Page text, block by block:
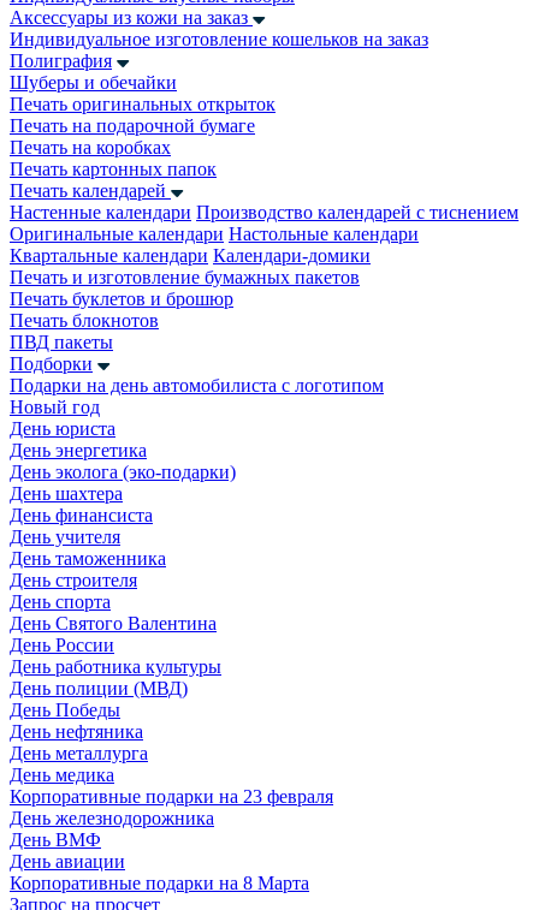
Аксессуары из кожи на заказ
Индивидуальное изготовление кошельков на заказ
Полиграфия
Шуберы и обечайки
Печать оригинальных открыток
Печать на подарочной бумаге
Печать на коробках
Печать картонных папок
Печать календарей
Настенные календари Производство календарей с тиснением
Оригинальные календари Настольные календари
Квартальные календари Календари-домики
Печать и изготовление бумажных пакетов
Печать буклетов и брошюр
Печать блокнотов
ПВД пакеты
Подборки
Подарки на день автомобилиста с логотипом
Новый год
День юриста
День энергетика
День эколога (эко-подарки)
День шахтера
День финансиста
День учителя
День таможенника
День строителя
День спорта
День Святого Валентина
День России
День работника культуры
День полиции (МВД)
День Победы
День нефтяника
День металлурга
День медика
Корпоративные подарки на 23 февраля
День железнодорожника
День ВМФ
День авиации
Корпоративные подарки на 8 Марта
Запрос на просчет